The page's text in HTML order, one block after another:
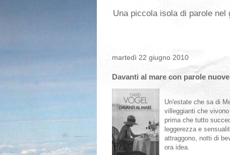
Una piccola isola di parole
martedì 22 giugno 2010
Davanti al mare con parole nuove
Un'estate che sa di
villeggianti che
prima che tutto
leggerezza e
attraggono, notti di
ora idea.